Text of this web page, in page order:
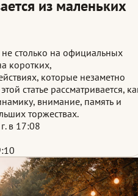
из маленьких
столько на официальных
коротких,
которые незаметно
статье рассматривается,
внимание, память и
торжествах.
в 17:08